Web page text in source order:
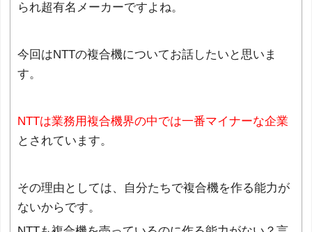
られ超有名メーカーですよね。
今回はNTTの複合機についてお話したいと思いま
す。
NTTは業務用複合機界の中では一番マイナーな企業
とされています。
その理由としては、自分たちで複合機を作る能力が
ないからです。